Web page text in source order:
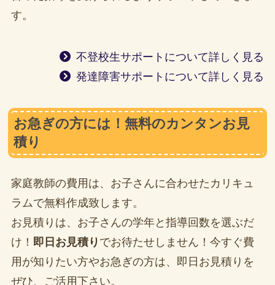
す。
不登校生サポートについて詳しく見る
発達障害サポートについて詳しく見る
お急ぎの方には！無料のカンタンお見
積り
家庭教師の費用は、お子さんに合わせたカリキュ
ラムで無料作成致します。
お見積りは、お子さんの学年と指導回数を選ぶだ
け！ 即日お見積り でお待たせしません！今すぐ費
用が知りたい方やお急ぎの方は、即日お見積りを
ぜひ、ご活用下さい。